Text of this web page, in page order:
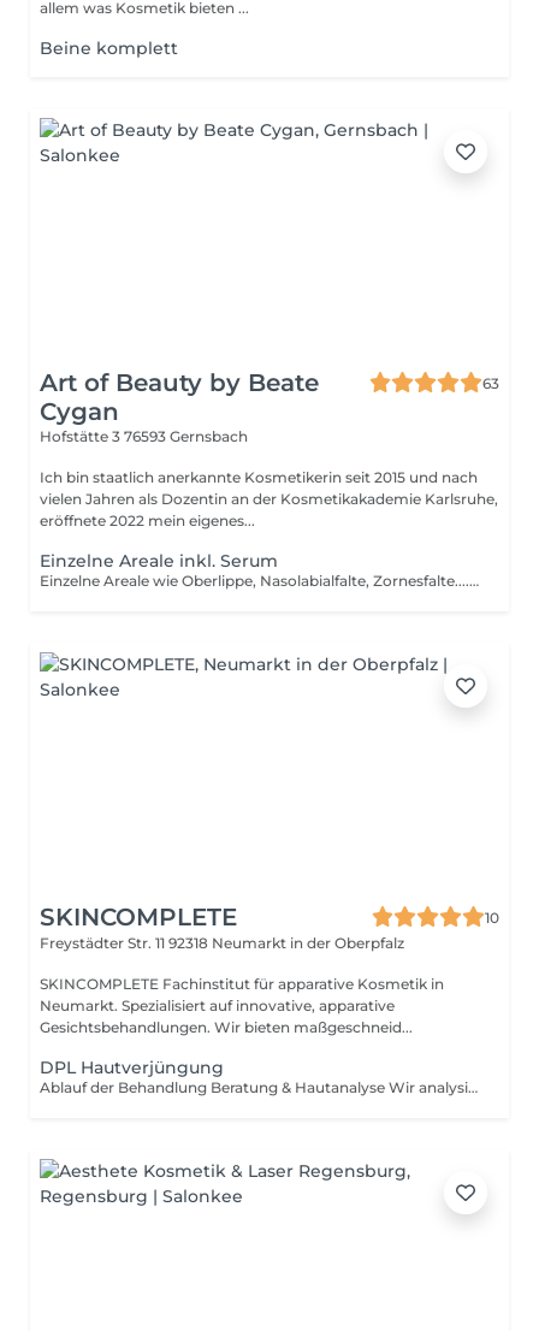
allem was Kosmetik bieten ...
Beine komplett
Art of Beauty by Beate
Cygan
63
Hofstätte 3 76593 Gernsbach
Ich bin staatlich anerkannte Kosmetikerin seit 2015 und nach
vielen Jahren als Dozentin an der Kosmetikakademie Karlsruhe,
eröffnete 2022 mein eigenes...
Einzelne Areale inkl. Serum
Einzelne Areale wie Oberlippe, Nasolabialfalte, Zornesfalte.... Nach erfolgter Behandlung ist es erforderlich das Serum, welches wir Ihnen mitgeben, über einen Zeitraum von 24 Stunden, in 1-2 Stunden Abständen aufzutragen. Ab 24 Stunden, nach der Behandlung, beginnen Sie mit der Pflegecreme, welche wir für Ihr Hautanliegen empfehlen. Diese sollte in die tägliche Pflegeroutine integriert werden. Nach ca 2-4 Wochen wird ein Kontrolltermin für das erste Ergebnis vereinbart. Hier vergleichen wir gemeinsam, das Vorher/Nachher Foto und legen weitere Vorgehensweisen fest.
SKINCOMPLETE
10
Freystädter Str. 11 92318 Neumarkt in der Oberpfalz
SKINCOMPLETE Fachinstitut für apparative Kosmetik in
Neumarkt. Spezialisiert auf innovative, apparative
Gesichtsbehandlungen. Wir bieten maßgeschneid...
DPL Hautverjüngung
Ablauf der Behandlung Beratung & Hautanalyse Wir analysieren Ihre Haut ausführlich und prüfen, ob IPL für Sie geeignet ist. Reinigung & Vorbereitung Die Haut wird gründlich gereinigt, Make-up entfernt und ein kühlendes Gel aufgetragen. Behandlung Gezielte Lichtimpulse werden gleichmäßig über die Haut geführt. Das IPL-Gerät passt sich dabei Ihrem Hauttyp an, um optimale Ergebnisse zu erzielen. Nachpflege Direkt nach der Behandlung wird eine beruhigende Pflege aufgetragen. Sie können danach in der Regel sofort Ihrem Alltag nachgehen.